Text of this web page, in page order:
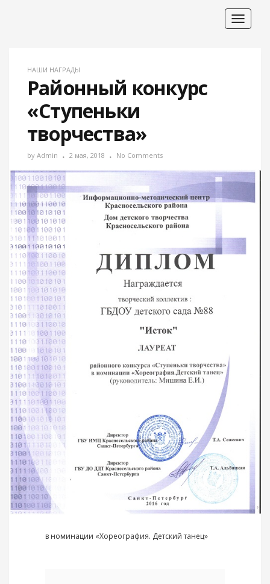
Toggle
НАШИ НАГРАДЫ
Районный конкурс
«Ступеньки
творчества»
by Admin 2 мая, 2018 No Comments
в номинации «Хореография. Детский танец»